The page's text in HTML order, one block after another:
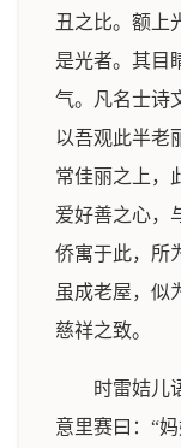
丑之比。额上
是光者。其目
气。凡名士诗
以吾观此半老
常佳丽之上，
爱好善之心，
侨寓于此，所
虽成老屋，似
慈祥之致。
时雷姞儿
意里赛曰：“